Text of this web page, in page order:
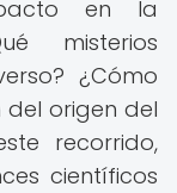
en la
misterios
¿Cómo
del origen del
recorrido,
científicos